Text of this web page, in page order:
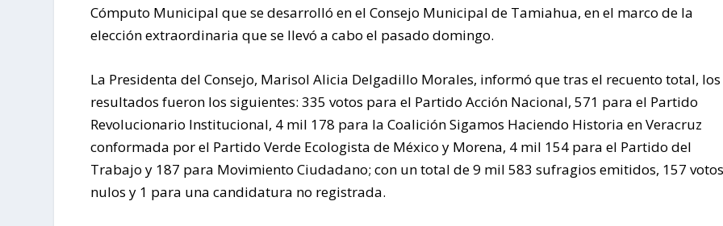
Cómputo Municipal que se desarrolló en el Consejo Municipal de Tamiahua, en el marco de la
elección extraordinaria que se llevó a cabo el pasado domingo.
La Presidenta del Consejo, Marisol Alicia Delgadillo Morales, informó que tras el recuento total, los
resultados fueron los siguientes: 335 votos para el Partido Acción Nacional, 571 para el Partido
Revolucionario Institucional, 4 mil 178 para la Coalición Sigamos Haciendo Historia en Veracruz
conformada por el Partido Verde Ecologista de México y Morena, 4 mil 154 para el Partido del
Trabajo y 187 para Movimiento Ciudadano; con un total de 9 mil 583 sufragios emitidos, 157 votos
nulos y 1 para una candidatura no registrada.